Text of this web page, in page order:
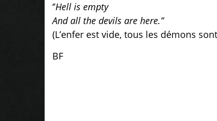
‘’Hell is empty
And all the devils are here.’’
(L’enfer est vide, tous les démons
BF